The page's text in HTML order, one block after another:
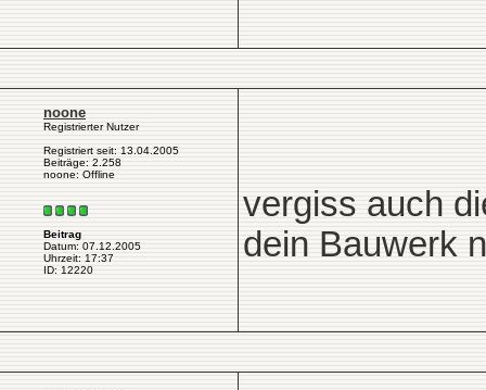
noone
Registrierter Nutzer
Registriert seit: 13.04.2005
Beiträge: 2.258
noone: Offline
Beitrag
Datum: 07.12.2005
Uhrzeit: 17:37
ID: 12220
vergiss auch
dein Bauwerk